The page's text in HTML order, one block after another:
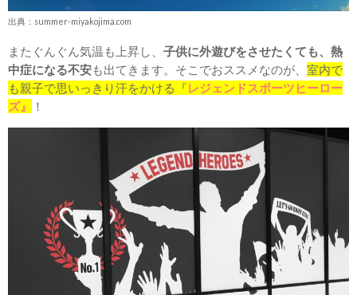
出典：summer-miyakojima.com
またぐんぐん気温も上昇し、 子供に外遊びをさせたくても、熱
中症になる不安も出てきます。そこでおススメなのが、 室内で
も親子で思いっきり汗をかける『レジェンドスポーツヒーロー
ズ』
！